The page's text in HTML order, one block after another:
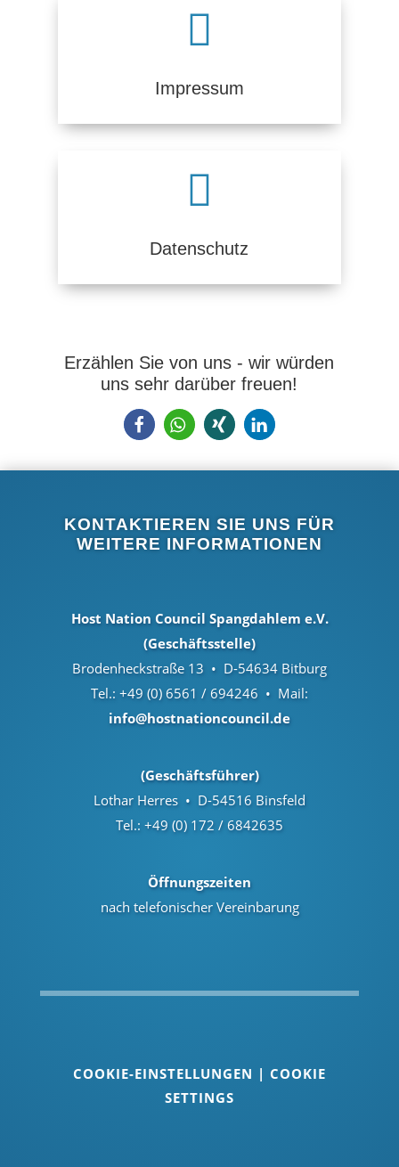

Impressum

Datenschutz
Erzählen Sie von uns - wir würden
uns sehr darüber freuen!
KONTAKTIEREN SIE UNS FÜR
WEITERE INFORMATIONEN
Host Nation Council Spangdahlem e.V.
(Geschäftsstelle)
Brodenheckstraße 13 • D-54634 Bitburg
Tel.: +49 (0) 6561 / 694246 • Mail:
info@hostnationcouncil.de
(Geschäftsführer)
Lothar Herres • D-54516 Binsfeld
Tel.: +49 (0) 172 / 6842635
Öffnungszeiten
nach telefonischer Vereinbarung
COOKIE-EINSTELLUNGEN | COOKIE
SETTINGS